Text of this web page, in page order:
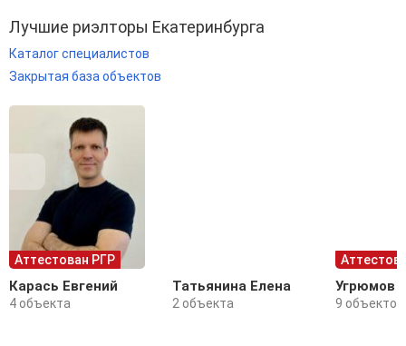
Лучшие риэлторы Екатеринбурга
Каталог специалистов
Закрытая база объектов
Аттестован РГР
Карась Евгений
4 объекта
Татьянина Елена
2 объекта
Угрюмов
9 объектов